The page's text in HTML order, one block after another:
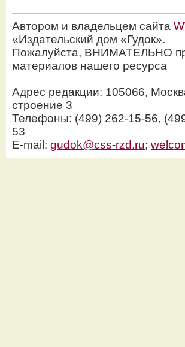
Автором и владельцем сайта
«Издательский дом «Гудок».
Пожалуйста, ВНИМАТЕЛЬНО
материалов нашего ресурса
Адрес редакции: 105066,
строение 3
Телефоны: (499) 262-15-56,
53
E-mail: gudok@css-rzd.ru;